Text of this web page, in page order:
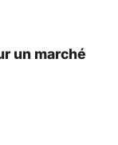
un marché